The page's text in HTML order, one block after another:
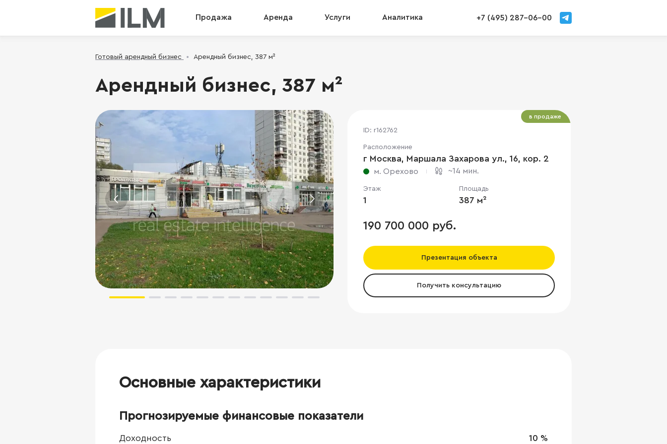
Продажа Аренда Услуги Аналитика +7 (495) 287-06-00
Готовый арендный бизнес Арендный бизнес, 387 м²
Арендный бизнес, 387 м²
ID: r162762
Расположение
г Москва, Маршала Захарова ул., 16, кор. 2
м. Орехово ~14 мин.
Этаж
1
Площадь
387 м²
190 700 000 руб.
Презентация объекта
Получить консультацию
в продаже
Основные характеристики
Прогнозируемые финансовые показатели
Доходность 10 %